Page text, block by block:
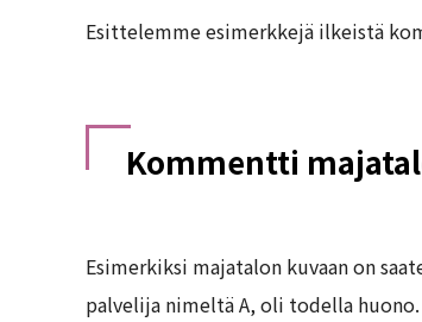
Esittelemme esimerkkejä ilkeistä
Kommentti
Esimerkiksi majatalon kuvaan on
palvelija nimeltä A, oli todella